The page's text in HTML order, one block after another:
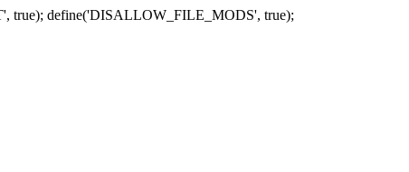
true); define('DISALLOW_FILE_MODS', true);